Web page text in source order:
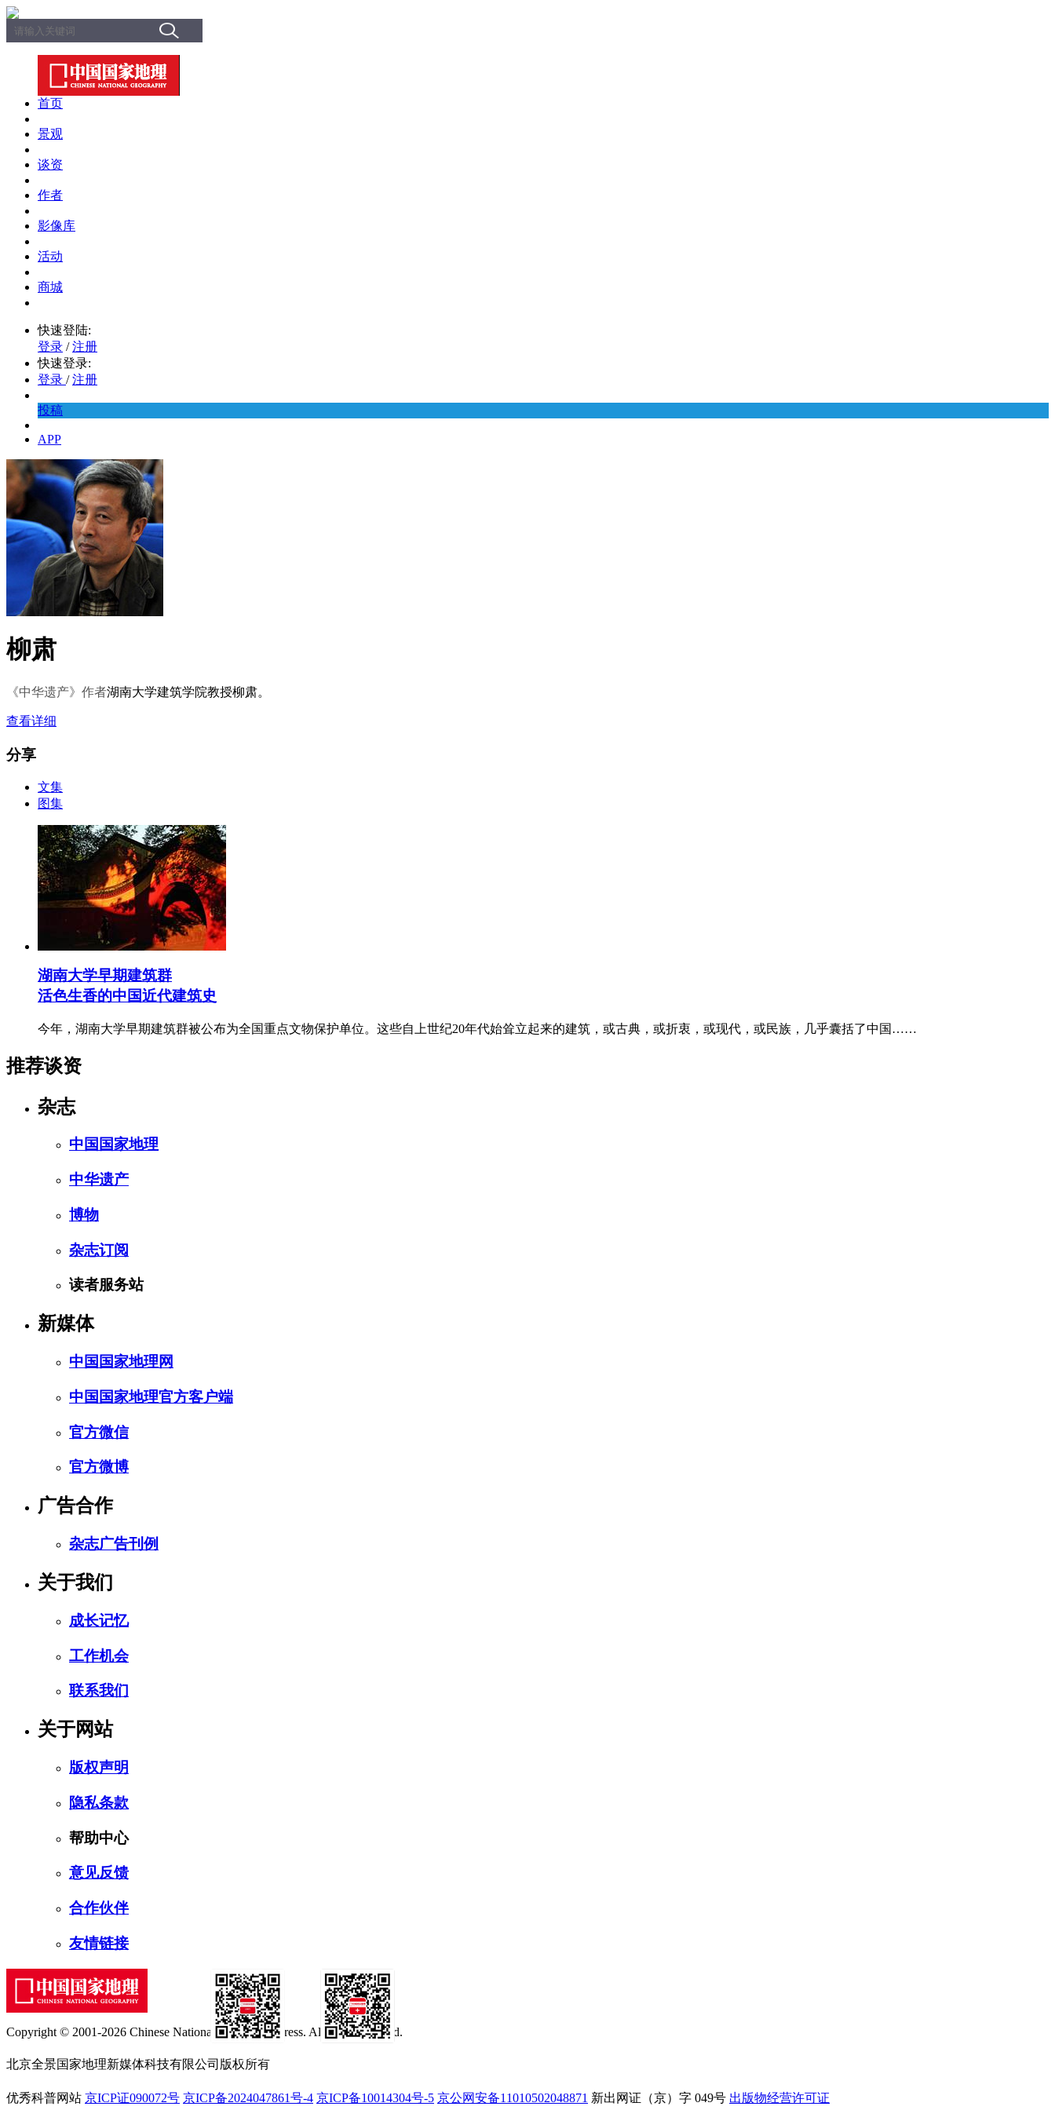
首页
景观
谈资
作者
影像库
活动
商城
快速登陆:
登录 / 注册
快速登录:
登录 / 注册
投稿
APP
柳肃
《中华遗产》作者湖南大学建筑学院教授柳肃。
查看详细
分享
文集
图集
湖南大学早期建筑群
活色生香的中国近代建筑史
今年，湖南大学早期建筑群被公布为全国重点文物保护单位。这些自上世纪20年代始耸立起来的建筑，或古典，或折衷，或现代，或民族，几乎囊括了中国……
推荐谈资
杂志
中国国家地理
中华遗产
博物
杂志订阅
读者服务站
新媒体
中国国家地理网
中国国家地理官方客户端
官方微信
官方微博
广告合作
杂志广告刊例
关于我们
成长记忆
工作机会
联系我们
关于网站
版权声明
隐私条款
帮助中心
意见反馈
合作伙伴
友情链接
订阅号
Copyright © 2001-2026 Chinese National Geography Press. All rights reserved.
北京全景国家地理新媒体科技有限公司版权所有
优秀科普网站 京ICP证090072号 京ICP备2024047861号-4 京ICP备10014304号-5 京公网安备11010502048871 新出网证（京）字 049号 出版物经营许可证